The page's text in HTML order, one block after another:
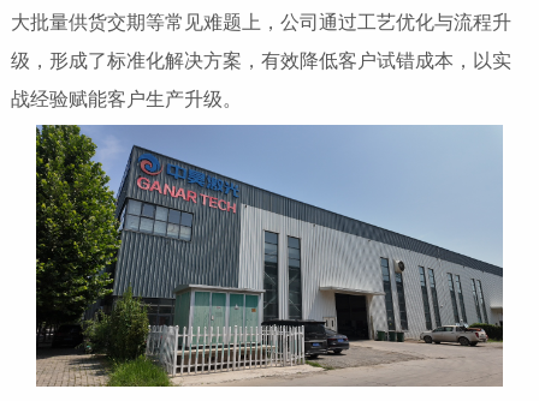
大批量供货交期等常见难题上，公司通过工艺优化与流程升
级，形成了标准化解决方案，有效降低客户试错成本，以实
战经验赋能客户生产升级。